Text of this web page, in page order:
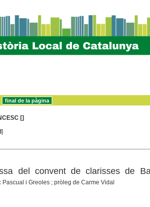
[]
]
del convent de clarisses de
i Greoles ; pròleg de Carme Vidal